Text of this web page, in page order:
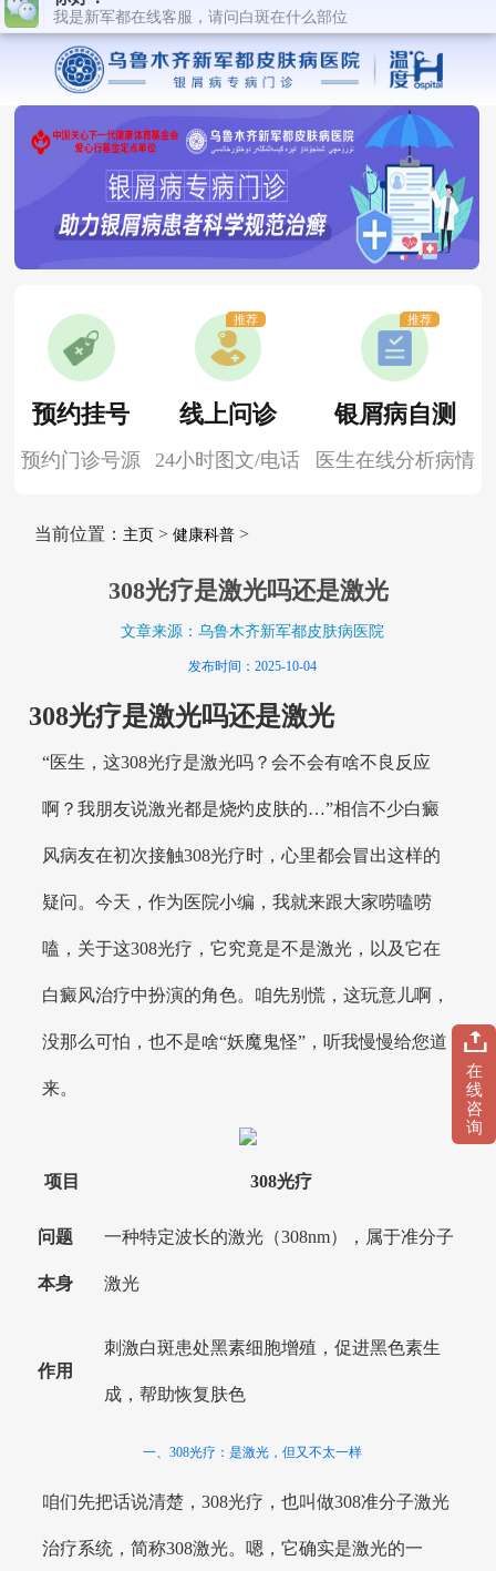
预约挂号
预约门诊号源
线上问诊
24小时图文/电话
推荐
银屑病自测
医生在线分析病情
推荐
当前位置： 主页> 健康科普>
308光疗是激光吗还是激光
文章来源：乌鲁木齐新军都皮肤病医院
发布时间：2025-10-04
308光疗是激光吗还是激光
“医生，这308光疗是激光吗？会不会有啥不良反应
啊？我朋友说激光都是烧灼皮肤的…”相信不少白癜
风病友在初次接触308光疗时，心里都会冒出这样的
疑问。今天，作为医院小编，我就来跟大家唠嗑唠
嗑，关于这308光疗，它究竟是不是激光，以及它在
白癜风治疗中扮演的角色。咱先别慌，这玩意儿啊，
没那么可怕，也不是啥“妖魔鬼怪”，听我慢慢给您道
来。
项目 308光疗
问题
本身
一种特定波长的激光（308nm），属于准分子
激光
作用
刺激白斑患处黑素细胞增殖，促进黑色素生
成，帮助恢复肤色
一、308光疗：是激光，但又不太一样
咱们先把话说清楚，308光疗，也叫做308准分子激光
治疗系统，简称308激光。嗯，它确实是激光的一
在
线
咨
询